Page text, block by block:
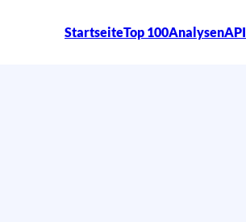
StartseiteTop 100AnalysenAPI